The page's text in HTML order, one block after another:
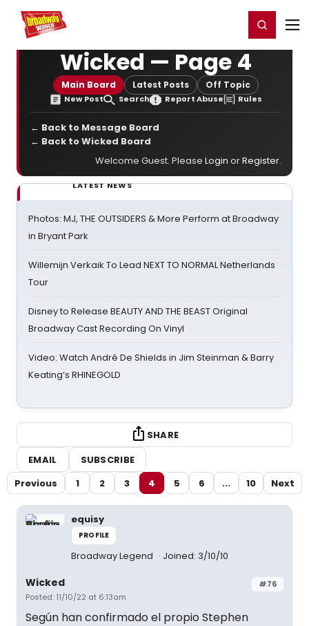
Home For You Register/Login
Wicked — Page 4
Main Board Latest Posts Off Topic
New Post Search Report Abuse Rules
← Back to Message Board
← Back to Wicked Board
Welcome Guest. Please Login orRegister.
LATEST NEWS
Photos: MJ, THE OUTSIDERS & More Perform at Broadway
in Bryant Park
Willemijn Verkaik To Lead NEXT TO NORMAL Netherlands
Tour
Disney to Release BEAUTY AND THE BEAST Original
Broadway Cast Recording On Vinyl
Video: Watch André De Shields in Jim Steinman & Barry
Keating’s RHINEGOLD
SHARE
EMAIL
SUBSCRIBE
Previous
1 2 3 4 5 6 ... 10 Next
equisy
PROFILE
Broadway Legend Joined: 3/10/10
#76
Wicked
Posted: 11/10/22 at 6:13am
Según han confirmado el propio Stephen